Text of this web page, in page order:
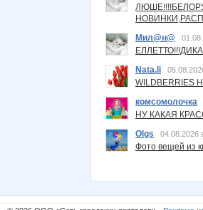
Мил@н@
Nata.li
комсомолочка
НУ КАКАЯ
Olgs
04.08.2026
Фото вещей из